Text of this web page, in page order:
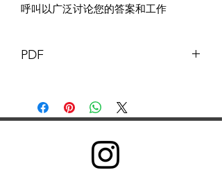
呼叫以广泛讨论您的答案和工作
PDF
助和巩固你的学习和理解